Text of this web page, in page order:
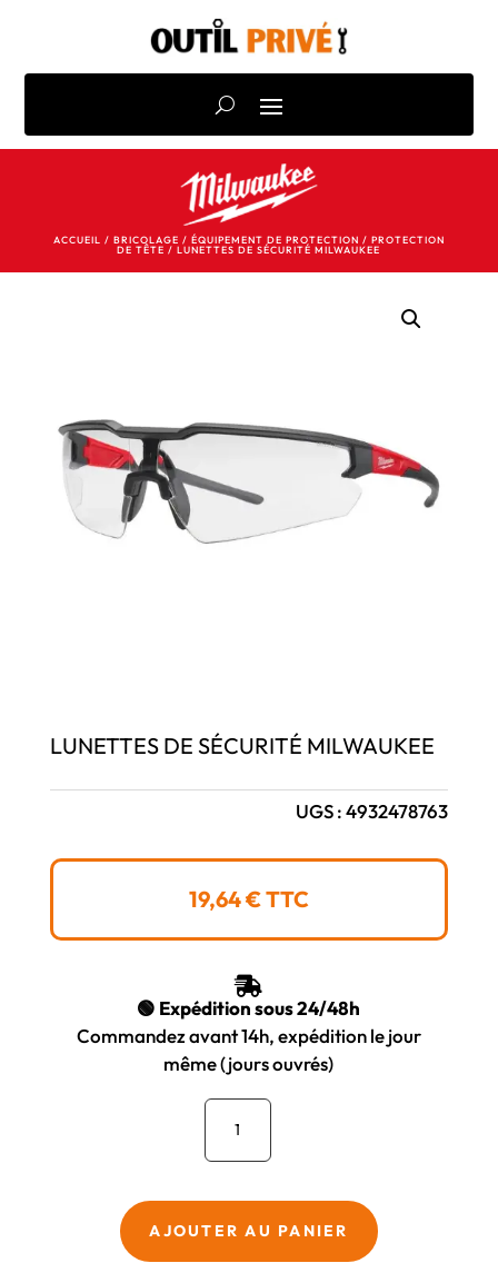
ACCUEIL / BRICOLAGE / ÉQUIPEMENT DE PROTECTION / PROTECTION
DE TÊTE / LUNETTES DE SÉCURITÉ MILWAUKEE
LUNETTES DE SÉCURITÉ MILWAUKEE
UGS :4932478763
19,64€TTC

🟢 Expédition sous 24/48h
Commandez avant 14h, expédition le jour
même (jours ouvrés)
quantité
Lunettes
Sécurité
AJOUTER AU PANIER